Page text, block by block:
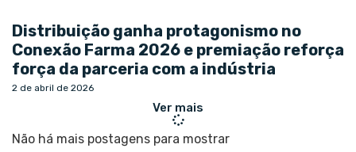
Distribuição ganha protagonismo no
Conexão Farma 2026 e premiação reforça
força da parceria com a indústria
2 de abril de 2026
Ver mais
Não há mais postagens para mostrar